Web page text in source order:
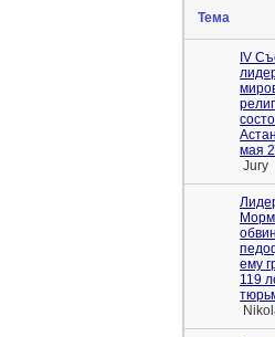
Тема
IV
мая
Jury
ему
119